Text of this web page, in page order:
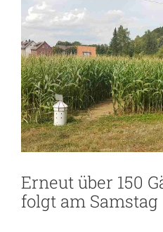
Zeige
grösseres
Bild
Erneut über 150
folgt am Samstag